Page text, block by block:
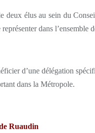
deux élus au sein du
dans l’ensemble
d’une délégation
dans la Métropole.
Ruaudin